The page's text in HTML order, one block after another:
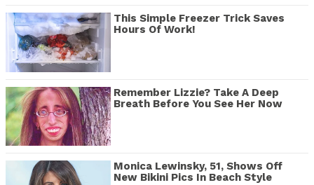
This Simple Freezer Trick Saves
Hours Of Work!
Remember Lizzie? Take A Deep
Breath Before You See Her Now
Monica Lewinsky, 51, Shows Off
New Bikini Pics In Beach Style